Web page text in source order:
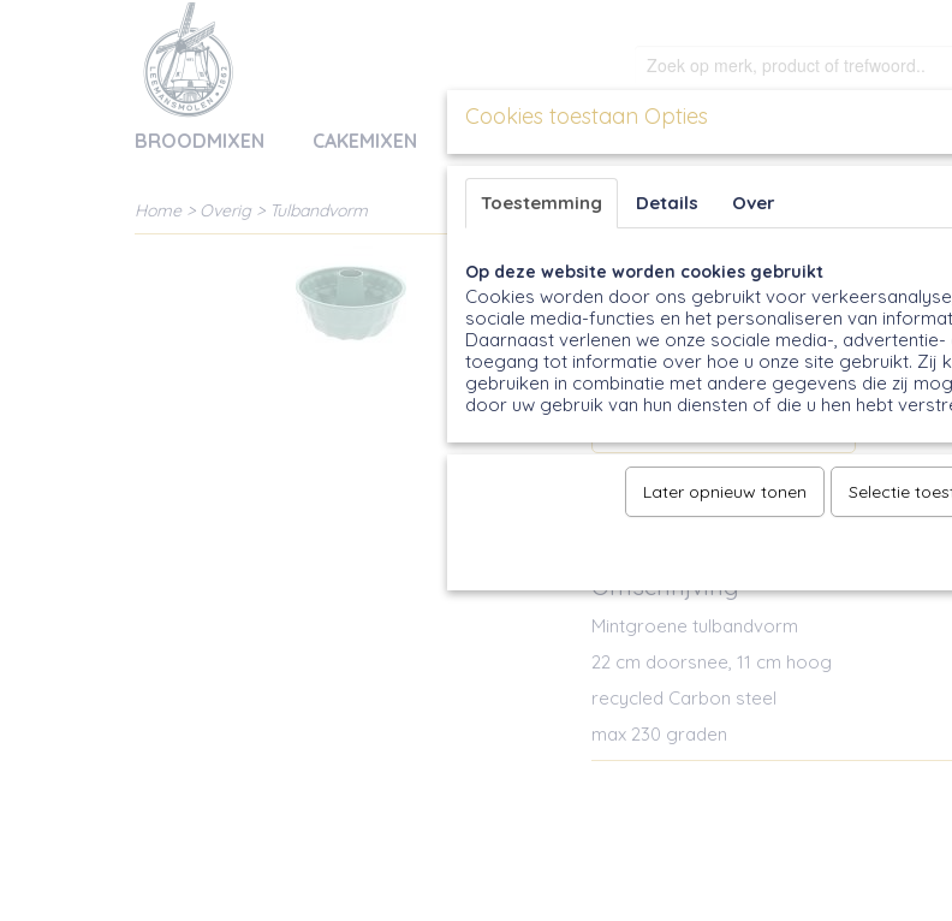
BROODMIXEN CAKEMIXEN
Home> Overig > Tulbandvorm
Tulbandvorm
€ 8,65 (inclusief btw 9%)
✓Op voorraad - Levertijd : uit
Aantal
IN WINKELWAGEN
Omschrijving
Mintgroene tulbandvorm
22 cm doorsnee, 11 cm hoog
recycled Carbon steel
max 230 graden
Cookies toestaan Opties
Toestemming Details Over
Op deze website worden cookies gebruikt
Cookies worden door ons gebruikt voor
sociale media-functies en het personaliseren van
Daarnaast verlenen we onze sociale media-,
toegang tot informatie over hoe u onze site gebruikt. Zij
gebruiken in combinatie met andere gegevens die zij
door uw gebruik van hun diensten of die u hen hebt
Later opnieuw tonen Selectie